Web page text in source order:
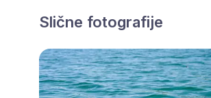
Slične fotografije